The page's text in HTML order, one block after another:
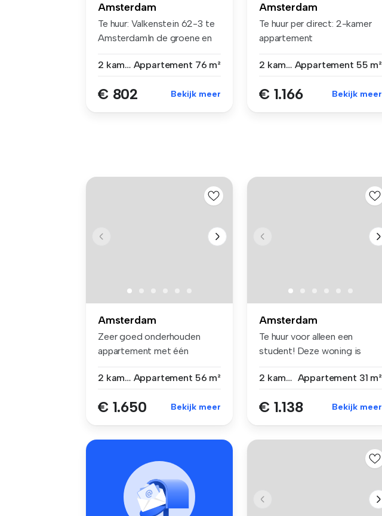
Amsterdam
Te huur: Valkenstein 62-3 te
AmsterdamIn de groene en
2 kamers Appartement 76 m²
€ 802 Bekijk meer
Amsterdam
Te huur per direct: 2-kamer
appartement
2 kamers Appartement 55 m²
€ 1.166 Bekijk meer
Amsterdam
Zeer goed onderhouden
appartement met één
2 kamers Appartement 56 m²
€ 1.650 Bekijk meer
Amsterdam
Te huur voor alleen een
student! Deze woning is
2 kamers Appartement 31 m²
€ 1.138 Bekijk meer